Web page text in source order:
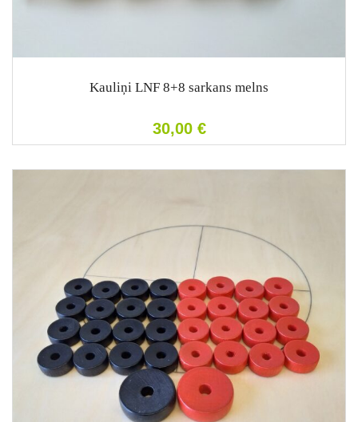
Kauliņi LNF 8+8 sarkans melns
30,00 €